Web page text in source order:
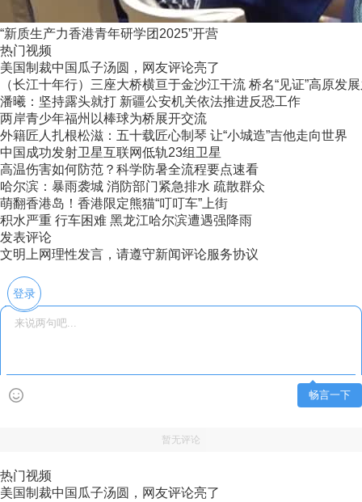
“新质生产力香港青年研学团2025”开营
热门视频
美国制裁中国瓜子汤圆，网友评论亮了
（长江十年行）三座大桥横亘于金沙江干流 桥名“见证”高原发
潘曦：坚持露头就打 新疆公安机关依法推进反恐工作
两岸青少年福州以棒球为桥展开交流
外籍匠人扎根松滋：五十载匠心制琴 让“小城造”吉他走向世界
中国成功发射卫星互联网低轨23组卫星
高温伤害如何防范？科学防暑全流程要点速看
哈尔滨：暴雨袭城 消防部门紧急排水 疏散群众
萌翻香港岛！香港限定熊猫“叮叮车”上街
积水严重 行车困难 黑龙江哈尔滨遭遇强降雨
发表评论
文明上网理性发言，请遵守新闻评论服务协议
登录
畅言一下
暂无评论
热门视频
美国制裁中国瓜子汤圆，网友评论亮了